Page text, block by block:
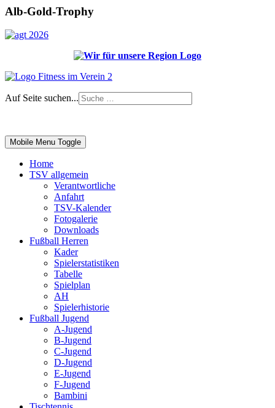
Alb-Gold-Trophy
Auf Seite suchen...
Mobile Menu Toggle
Home
TSV allgemein
Verantwortliche
Anfahrt
TSV-Kalender
Fotogalerie
Downloads
Fußball Herren
Kader
Spielerstatistiken
Tabelle
Spielplan
AH
Spielerhistorie
Fußball Jugend
A-Jugend
B-Jugend
C-Jugend
D-Jugend
E-Jugend
F-Jugend
Bambini